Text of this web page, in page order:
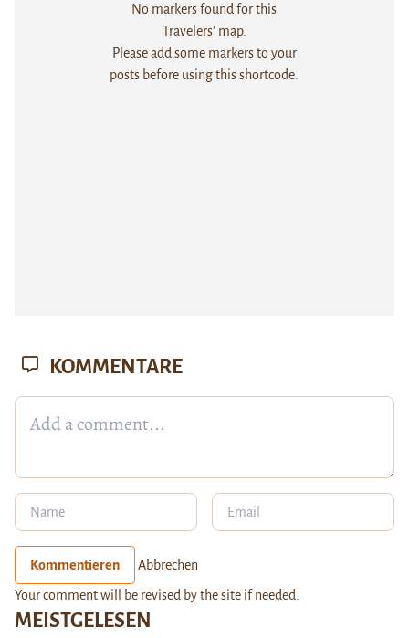
No markers found for this
Travelers' map.
Please add some markers to your
posts before using this shortcode.
MEISTGELESEN
KOMMENTARE
Kommentieren Abbrechen
Your comment will be revised by the site if needed.